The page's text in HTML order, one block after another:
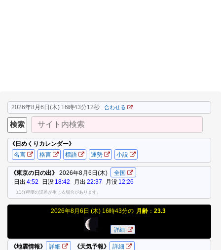
2026年8月6日(木) 16時43分13秒 合わせる